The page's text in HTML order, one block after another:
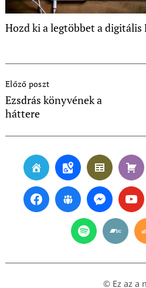
Hozd ki a legtöbbet a
Navigation
Előző poszt
Ezsdrás könyvének a
háttere
© Ez az a